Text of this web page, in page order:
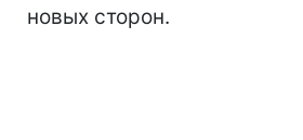
новых сторон.